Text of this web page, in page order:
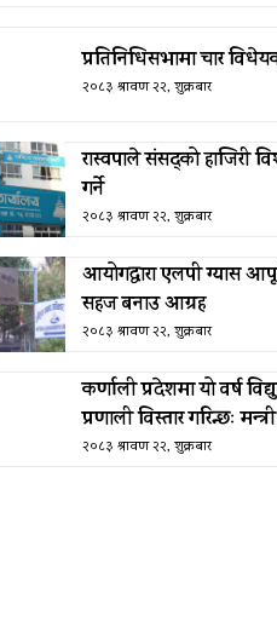
प्रतिनिधिसभामा चार
२०८३ श्रावण २२, शुक्रबार
रास्वपाले संसद्को हाजिरी
गर्ने
२०८३ श्रावण २२, शुक्रबार
आयोगद्वारा एलपी ग्यास
सहज बनाउ आग्रह
२०८३ श्रावण २२, शुक्रबार
कर्णाली प्रदेशमा यो वर्ष
प्रणाली विस्तार गरिन्छः मन्त्री
२०८३ श्रावण २२, शुक्रबार